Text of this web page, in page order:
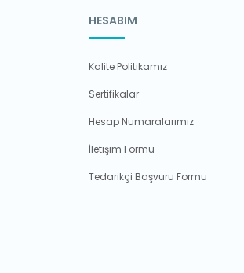
HESABIM
Kalite Politikamız
Sertifikalar
Hesap Numaralarımız
İletişim Formu
Tedarikçi Başvuru Formu